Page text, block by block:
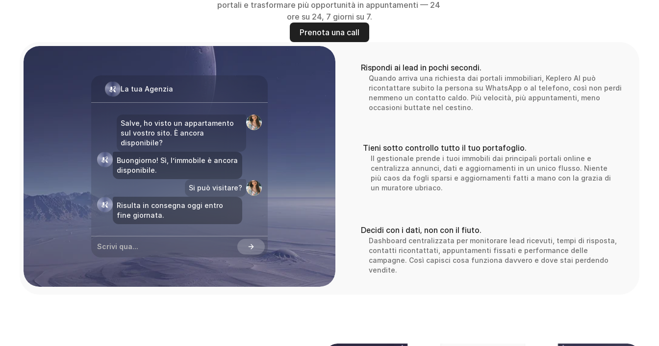
portali e trasformare più opportunità in appuntamenti — 24
ore su 24, 7 giorni su 7.
Prenota una call
La tua Agenzia
Salve, ho visto un appartamento
sul vostro sito. È ancora
disponibile?
Buongiorno! Sì, l’immobile è ancora
disponibile.
Si può visitare?
Risulta in consegna oggi entro
fine giornata.
Scrivi qua...
Rispondi ai lead in pochi secondi.
Quando arriva una richiesta dai portali immobiliari, Keplero AI può
ricontattare subito la persona su WhatsApp o al telefono, così non perdi
nemmeno un contatto caldo. Più velocità, più appuntamenti, meno
occasioni buttate nel cestino.
Tieni sotto controllo tutto il tuo portafoglio.
Il gestionale prende i tuoi immobili dai principali portali online e
centralizza annunci, dati e aggiornamenti in un unico flusso. Niente
più caos da fogli sparsi e aggiornamenti fatti a mano con la grazia di
un muratore ubriaco.
Decidi con i dati, non con il fiuto.
Dashboard centralizzata per monitorare lead ricevuti, tempi di risposta,
contatti ricontattati, appuntamenti fissati e performance delle
campagne. Così capisci cosa funziona davvero e dove stai perdendo
vendite.